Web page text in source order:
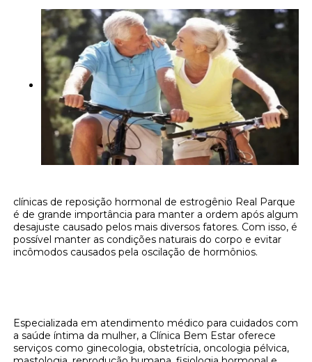
clínicas de reposição hormonal de estrogênio Real Parque
é de grande importância para manter a ordem após algum
desajuste causado pelos mais diversos fatores. Com isso, é
possível manter as condições naturais do corpo e evitar
incômodos causados pela oscilação de hormônios.
Especializada em atendimento médico para cuidados com
a saúde íntima da mulher, a Clínica Bem Estar oferece
serviços como ginecologia, obstetrícia, oncologia pélvica,